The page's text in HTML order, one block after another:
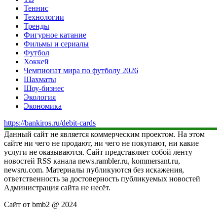
Теннис
Технологии
Тренды
Фигурное катание
Фильмы и сериалы
Футбол
Хоккей
Чемпионат мира по футболу 2026
Шахматы
Шоу-бизнес
Экология
Экономика
https://bankiros.ru/debit-cards
Данный сайт не является коммерческим проектом. На этом
сайте ни чего не продают, ни чего не покупают, ни какие
услуги не оказываются. Сайт представляет собой ленту
новостей RSS канала news.rambler.ru, kommersant.ru,
newsru.com. Материалы публикуются без искажения,
ответственность за достоверность публикуемых новостей
Администрация сайта не несёт.
Сайт от bmb2 @ 2024